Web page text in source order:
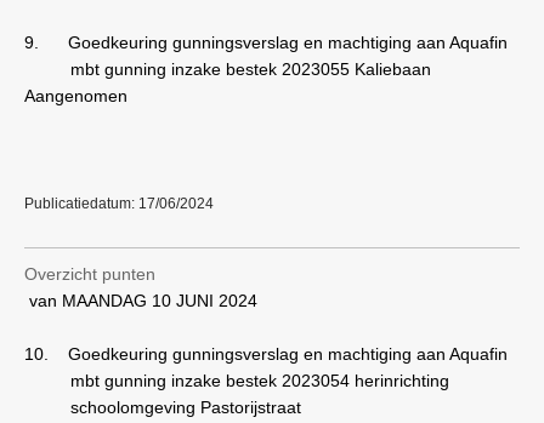
9.
Goedkeuring gunningsverslag en machtiging aan Aquafin
mbt gunning inzake bestek 2023055 Kaliebaan
Aangenomen
Publicatiedatum: 17/06/2024
Overzicht punten
van MAANDAG 10 JUNI 2024
10.
Goedkeuring gunningsverslag en machtiging aan Aquafin
mbt gunning inzake bestek 2023054 herinrichting
schoolomgeving Pastorijstraat